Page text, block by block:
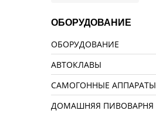
ОБОРУДОВАНИЕ
ОБОРУДОВАНИЕ
АВТОКЛАВЫ
САМОГОННЫЕ АППАРАТЫ
ДОМАШНЯЯ ПИВОВАРНЯ